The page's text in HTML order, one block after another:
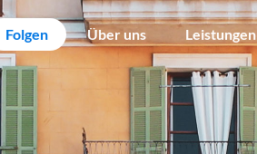
Folgen Über uns Leistungen